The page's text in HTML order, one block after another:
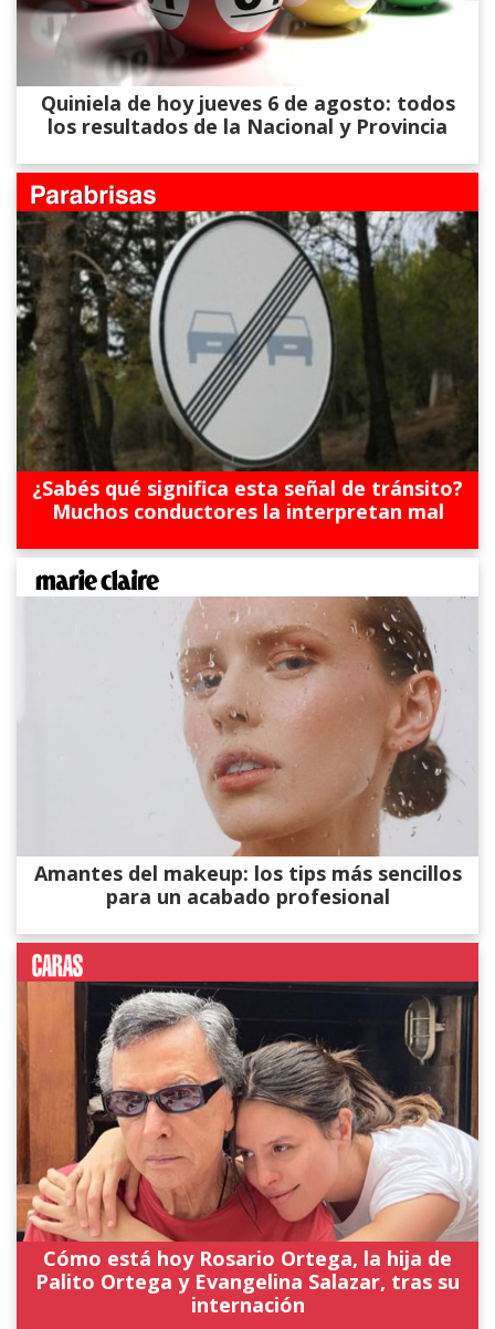
Quiniela de hoy jueves 6 de agosto: todos
los resultados de la Nacional y Provincia
¿Sabés qué significa esta señal de tránsito?
Muchos conductores la interpretan mal
Amantes del makeup: los tips más sencillos
para un acabado profesional
Cómo está hoy Rosario Ortega, la hija de
Palito Ortega y Evangelina Salazar, tras su
internación